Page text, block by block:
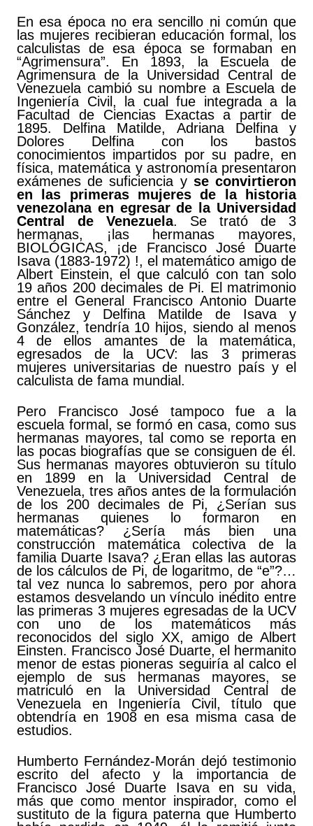
En esa época no era sencillo ni común que
las mujeres recibieran educación formal, los
calculistas de esa época se formaban en
“Agrimensura”. En 1893, la Escuela de
Agrimensura de la Universidad Central de
Venezuela cambió su nombre a Escuela de
Ingeniería Civil, la cual fue integrada a la
Facultad de Ciencias Exactas a partir de
1895. Delfina Matilde, Adriana Delfina y
Dolores Delfina con los bastos
conocimientos impartidos por su padre, en
física, matemática y astronomía presentaron
exámenes de suficiencia y se convirtieron
en las primeras mujeres de la historia
venezolana en egresar de la Universidad
Central de Venezuela. Se trató de 3
hermanas, ¡las hermanas mayores,
BIOLÓGICAS, ¡de Francisco José Duarte
Isava (1883-1972) !, el matemático amigo de
Albert Einstein, el que calculó con tan solo
19 años 200 decimales de Pi. El matrimonio
entre el General Francisco Antonio Duarte
Sánchez y Delfina Matilde de Isava y
González, tendría 10 hijos, siendo al menos
4 de ellos amantes de la matemática,
egresados de la UCV: las 3 primeras
mujeres universitarias de nuestro país y el
calculista de fama mundial.
Pero Francisco José tampoco fue a la
escuela formal, se formó en casa, como sus
hermanas mayores, tal como se reporta en
las pocas biografías que se consiguen de él.
Sus hermanas mayores obtuvieron su título
en 1899 en la Universidad Central de
Venezuela, tres años antes de la formulación
de los 200 decimales de Pi, ¿Serían sus
hermanas quienes lo formaron en
matemáticas? ¿Sería más bien una
construcción matemática colectiva de la
familia Duarte Isava? ¿Eran ellas las autoras
de los cálculos de Pi, de logaritmo, de “e”?…
tal vez nunca lo sabremos, pero por ahora
estamos desvelando un vínculo inédito entre
las primeras 3 mujeres egresadas de la UCV
con uno de los matemáticos más
reconocidos del siglo XX, amigo de Albert
Einsten. Francisco José Duarte, el hermanito
menor de estas pioneras seguiría al calco el
ejemplo de sus hermanas mayores, se
matriculó en la Universidad Central de
Venezuela en Ingeniería Civil, título que
obtendría en 1908 en esa misma casa de
estudios.
Humberto Fernández-Morán dejó testimonio
escrito del afecto y la importancia de
Francisco José Duarte Isava en su vida,
más que como mentor inspirador, como el
sustituto de la figura paterna que Humberto